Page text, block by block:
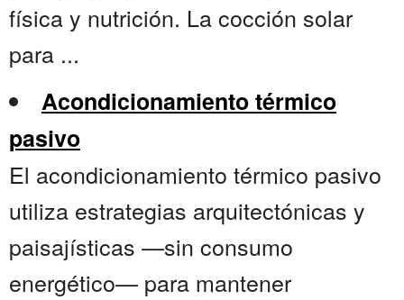
física y nutrición. La cocción solar
para ...
Acondicionamiento térmico
pasivo
El acondicionamiento térmico pasivo
utiliza estrategias arquitectónicas y
paisajísticas —sin consumo
energético— para mantener